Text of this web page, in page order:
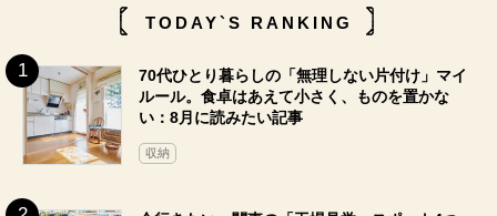
TODAY`S RANKING
70代ひとり暮らしの「無理しない片付け」マイ
ルール。食卓はあえて小さく、ものを置かな
い：8月に読みたい記事
収納